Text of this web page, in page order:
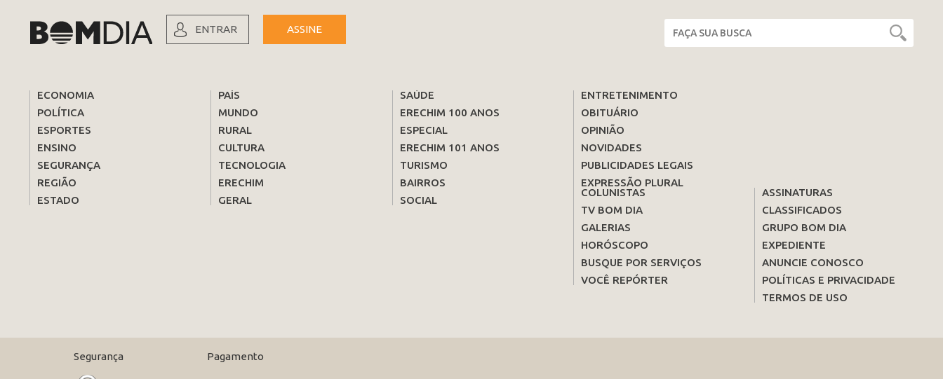
ENTRAR ASSINE
ECONOMIA
POLÍTICA
ESPORTES
ENSINO
SEGURANÇA
REGIÃO
ESTADO
PAÍS
MUNDO
RURAL
CULTURA
TECNOLOGIA
ERECHIM
GERAL
SAÚDE
ERECHIM 100 ANOS
ESPECIAL
ERECHIM 101 ANOS
TURISMO
BAIRROS
SOCIAL
ENTRETENIMENTO
OBITUÁRIO
OPINIÃO
NOVIDADES
PUBLICIDADES LEGAIS
EXPRESSÃO PLURAL
COLUNISTAS
TV BOM DIA
GALERIAS
HORÓSCOPO
BUSQUE POR SERVIÇOS
VOCÊ REPÓRTER
ASSINATURAS
CLASSIFICADOS
GRUPO BOM DIA
EXPEDIENTE
ANUNCIE CONOSCO
POLÍTICAS E PRIVACIDADE
TERMOS DE USO
Segurança Pagamento